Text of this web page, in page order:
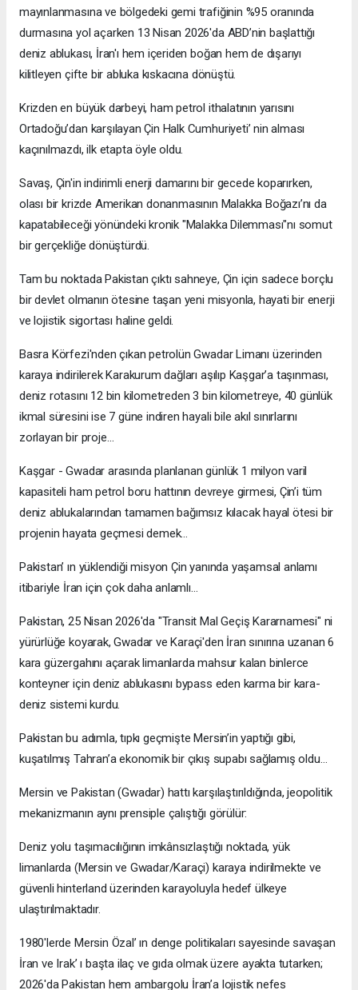
mayınlanmasına ve bölgedeki gemi trafiğinin %95 oranında
durmasına yol açarken 13 Nisan 2026'da ABD’nin başlattığı
deniz ablukası, İran'ı hem içeriden boğan hem de dışarıyı
kilitleyen çifte bir abluka kıskacına dönüştü.
Krizden en büyük darbeyi, ham petrol ithalatının yarısını
Ortadoğu’dan karşılayan Çin Halk Cumhuriyeti’ nin alması
kaçınılmazdı, ilk etapta öyle oldu.
Savaş, Çin'in indirimli enerji damarını bir gecede koparırken,
olası bir krizde Amerikan donanmasının Malakka Boğazı’nı da
kapatabileceği yönündeki kronik "Malakka Dilemması"nı somut
bir gerçekliğe dönüştürdü.
Tam bu noktada Pakistan çıktı sahneye, Çin için sadece borçlu
bir devlet olmanın ötesine taşan yeni misyonla, hayati bir enerji
ve lojistik sigortası haline geldi.
Basra Körfezi'nden çıkan petrolün Gwadar Limanı üzerinden
karaya indirilerek Karakurum dağları aşılıp Kaşgar’a taşınması,
deniz rotasını 12 bin kilometreden 3 bin kilometreye, 40 günlük
ikmal süresini ise 7 güne indiren hayali bile akıl sınırlarını
zorlayan bir proje…
Kaşgar - Gwadar arasında planlanan günlük 1 milyon varil
kapasiteli ham petrol boru hattının devreye girmesi, Çin’i tüm
deniz ablukalarından tamamen bağımsız kılacak hayal ötesi bir
projenin hayata geçmesi demek…
Pakistan’ ın yüklendiği misyon Çin yanında yaşamsal anlamı
itibariyle İran için çok daha anlamlı…
Pakistan, 25 Nisan 2026'da "Transit Mal Geçiş Kararnamesi" ni
yürürlüğe koyarak, Gwadar ve Karaçi'den İran sınırına uzanan 6
kara güzergahını açarak limanlarda mahsur kalan binlerce
konteyner için deniz ablukasını bypass eden karma bir kara-
deniz sistemi kurdu.
Pakistan bu adımla, tıpkı geçmişte Mersin’in yaptığı gibi,
kuşatılmış Tahran’a ekonomik bir çıkış supabı sağlamış oldu…
Mersin ve Pakistan (Gwadar) hattı karşılaştırıldığında, jeopolitik
mekanizmanın aynı prensiple çalıştığı görülür:
Deniz yolu taşımacılığının imkânsızlaştığı noktada, yük
limanlarda (Mersin ve Gwadar/Karaçi) karaya indirilmekte ve
güvenli hinterland üzerinden karayoluyla hedef ülkeye
ulaştırılmaktadır.
1980'lerde Mersin Özal’ ın denge politikaları sayesinde savaşan
İran ve Irak’ ı başta ilaç ve gıda olmak üzere ayakta tutarken;
2026'da Pakistan hem ambargolu İran’a lojistik nefes